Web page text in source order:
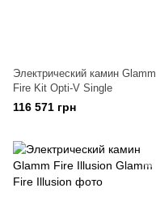
Электрический камин Glamm
Fire Kit Opti-V Single
116 571 грн